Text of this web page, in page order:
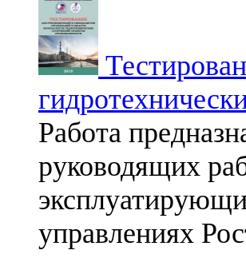
Работа
руководящих
управлениях